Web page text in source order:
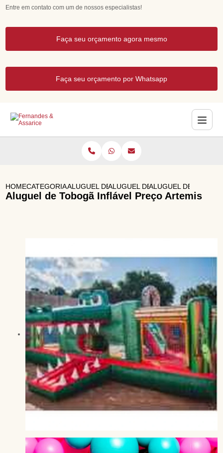
Entre em contato com um de nossos especialistas!
Faça seu orçamento agora mesmo
Faça seu orçamento por Whatsapp
HOMECATEGORIASALUGUEL DE BRINQUEDOS
ALUGUEL DE TOURO MECANICO
ALUGUEL DE
Aluguel de Tobogã Inflável Preço Artemis